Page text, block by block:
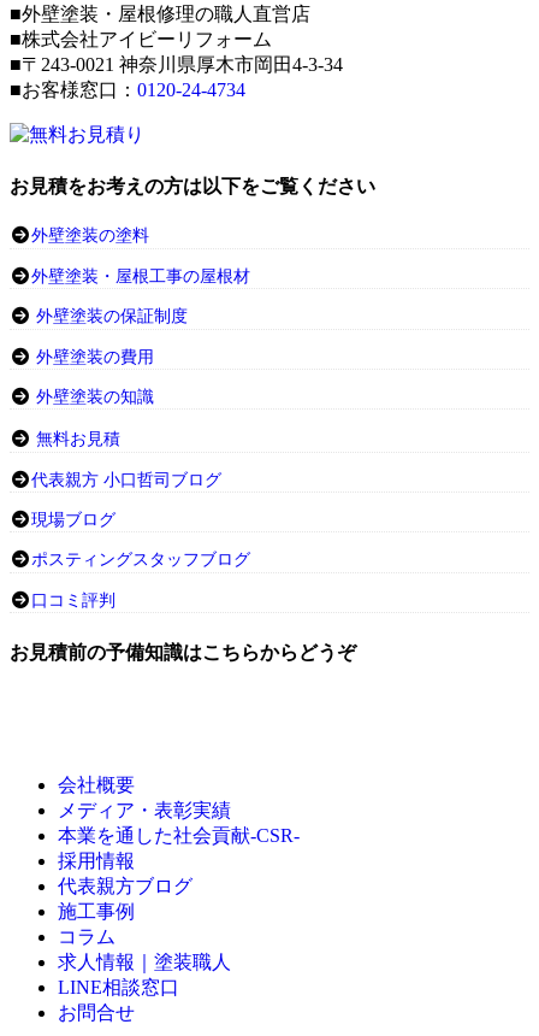
■外壁塗装・屋根修理の職人直営店
■株式会社アイビーリフォーム
■〒243-0021 神奈川県厚木市岡田4-3-34
■お客様窓口： 0120-24-4734
お見積をお考えの方は以下をご覧ください
外壁塗装の塗料
外壁塗装・屋根工事の屋根材
外壁塗装の保証制度
外壁塗装の費用
外壁塗装の知識
無料お見積
代表親方 小口哲司ブログ
現場ブログ
ポスティングスタッフブログ
口コミ評判
お見積前の予備知識はこちらからどうぞ
会社概要
メディア・表彰実績
本業を通した社会貢献-CSR-
採用情報
代表親方ブログ
施工事例
コラム
求人情報｜塗装職人
LINE相談窓口
お問合せ